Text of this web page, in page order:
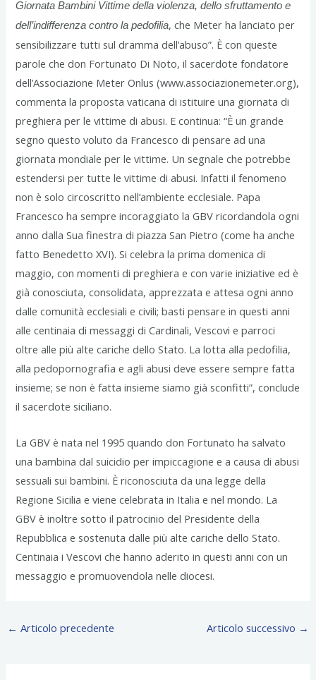
Giornata Bambini Vittime della violenza, dello sfruttamento e
dell’indifferenza contro la pedofilia, che Meter ha lanciato per
sensibilizzare tutti sul dramma dell’abuso”. È con queste
parole che don Fortunato Di Noto, il sacerdote fondatore
dell’Associazione Meter Onlus (www.associazionemeter.org),
commenta la proposta vaticana di istituire una giornata di
preghiera per le vittime di abusi. E continua: “È un grande
segno questo voluto da Francesco di pensare ad una
giornata mondiale per le vittime. Un segnale che potrebbe
estendersi per tutte le vittime di abusi. Infatti il fenomeno
non è solo circoscritto nell’ambiente ecclesiale. Papa
Francesco ha sempre incoraggiato la GBV ricordandola ogni
anno dalla Sua finestra di piazza San Pietro (come ha anche
fatto Benedetto XVI). Si celebra la prima domenica di
maggio, con momenti di preghiera e con varie iniziative ed è
già conosciuta, consolidata, apprezzata e attesa ogni anno
dalle comunità ecclesiali e civili; basti pensare in questi anni
alle centinaia di messaggi di Cardinali, Vescovi e parroci
oltre alle più alte cariche dello Stato. La lotta alla pedofilia,
alla pedopornografia e agli abusi deve essere sempre fatta
insieme; se non è fatta insieme siamo già sconfitti”, conclude
il sacerdote siciliano.
La GBV è nata nel 1995 quando don Fortunato ha salvato
una bambina dal suicidio per impiccagione e a causa di abusi
sessuali sui bambini. È riconosciuta da una legge della
Regione Sicilia e viene celebrata in Italia e nel mondo. La
GBV è inoltre sotto il patrocinio del Presidente della
Repubblica e sostenuta dalle più alte cariche dello Stato.
Centinaia i Vescovi che hanno aderito in questi anni con un
messaggio e promuovendola nelle diocesi.
← Articolo precedente Articolo successivo →